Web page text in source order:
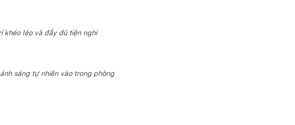
khéo léo và đầy đủ tiện nghi
sáng tự nhiên vào trong phòng